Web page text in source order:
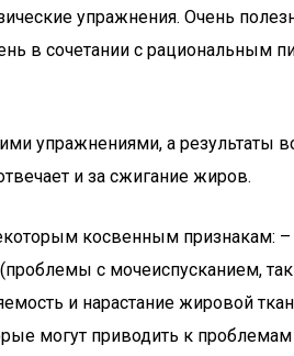
упражнения. Очень
в сочетании с рациональным
упражнениями, а результаты
и за сжигание жиров.
косвенным признакам:
с мочеиспусканием,
и нарастание жировой
могут приводить к